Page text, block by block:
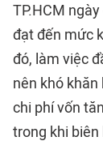
TP.HCM
đạt đến mức
đó, làm việc
nên khó khăn
chi phí vốn
trong khi